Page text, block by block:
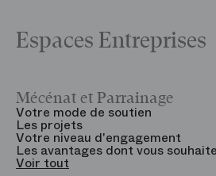
Espaces Entreprises
Mécénat et Parrainage
Votre mode de soutien
Les projets
Votre niveau d'engagement
Les avantages dont vous
Voir tout